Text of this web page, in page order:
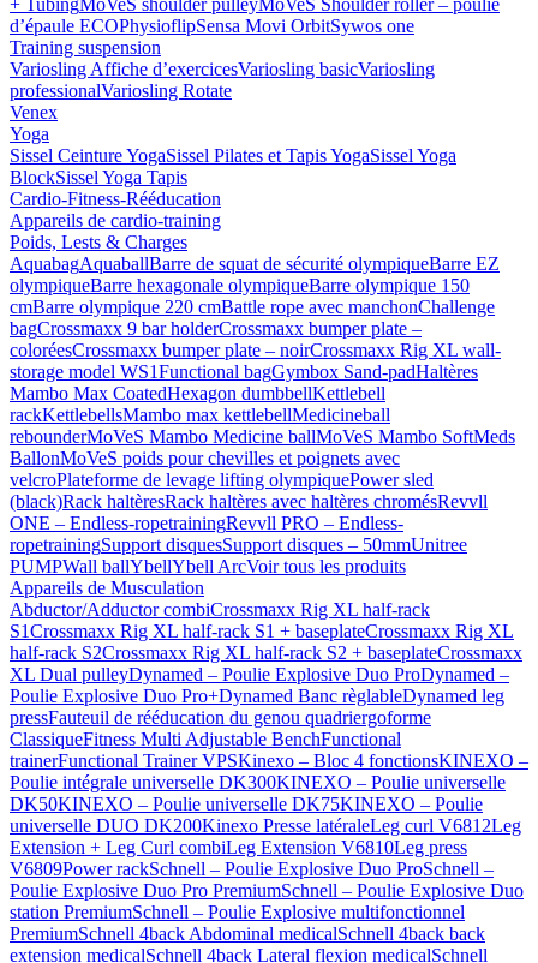
+ TubingMoVeS shoulder pulleyMoVeS Shoulder roller – poulie
d’épaule ECOPhysioflipSensa Movi OrbitSywos one
Training suspension
Variosling Affiche d’exercicesVariosling basicVariosling
professionalVariosling Rotate
Venex
Yoga
Sissel Ceinture YogaSissel Pilates et Tapis YogaSissel Yoga
BlockSissel Yoga Tapis
Cardio-Fitness-Rééducation
Appareils de cardio-training
Poids, Lests & Charges
AquabagAquaballBarre de squat de sécurité olympiqueBarre EZ
olympiqueBarre hexagonale olympiqueBarre olympique 150
cmBarre olympique 220 cmBattle rope avec manchonChallenge
bagCrossmaxx 9 bar holderCrossmaxx bumper plate –
coloréesCrossmaxx bumper plate – noirCrossmaxx Rig XL wall-
storage model WS1Functional bagGymbox Sand-padHaltères
Mambo Max CoatedHexagon dumbbellKettlebell
rackKettlebellsMambo max kettlebellMedicineball
rebounderMoVeS Mambo Medicine ballMoVeS Mambo SoftMeds
BallonMoVeS poids pour chevilles et poignets avec
velcroPlateforme de levage lifting olympiquePower sled
(black)Rack haltèresRack haltères avec haltères chromésRevvll
ONE – Endless-ropetrainingRevvll PRO – Endless-
ropetrainingSupport disquesSupport disques – 50mmUnitree
PUMPWall ballYbellYbell ArcVoir tous les produits
Appareils de Musculation
Abductor/Adductor combiCrossmaxx Rig XL half-rack
S1Crossmaxx Rig XL half-rack S1 + baseplateCrossmaxx Rig XL
half-rack S2Crossmaxx Rig XL half-rack S2 + baseplateCrossmaxx
XL Dual pulleyDynamed – Poulie Explosive Duo ProDynamed –
Poulie Explosive Duo Pro+Dynamed Banc règlableDynamed leg
pressFauteuil de rééducation du genou quadriergoforme
ClassiqueFitness Multi Adjustable BenchFunctional
trainerFunctional Trainer VPSKinexo – Bloc 4 fonctionsKINEXO –
Poulie intégrale universelle DK300KINEXO – Poulie universelle
DK50KINEXO – Poulie universelle DK75KINEXO – Poulie
universelle DUO DK200Kinexo Presse latéraleLeg curl V6812Leg
Extension + Leg Curl combiLeg Extension V6810Leg press
V6809Power rackSchnell – Poulie Explosive Duo ProSchnell –
Poulie Explosive Duo Pro PremiumSchnell – Poulie Explosive Duo
station PremiumSchnell – Poulie Explosive multifonctionnel
PremiumSchnell 4back Abdominal medicalSchnell 4back back
extension medicalSchnell 4back Lateral flexion medicalSchnell